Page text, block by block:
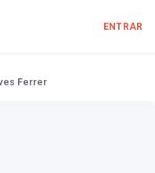
ENTRAR
Ferrer